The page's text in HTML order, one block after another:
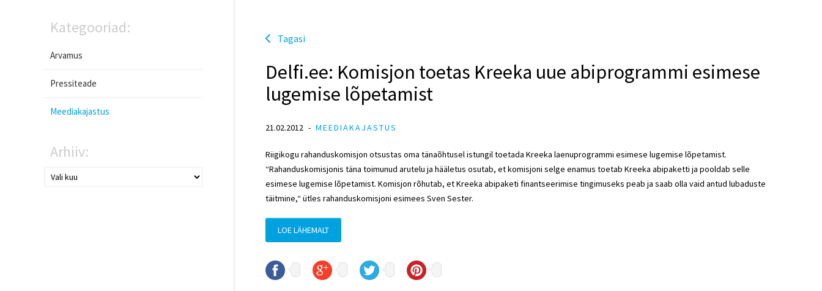
Kategooriad:
Arvamus
Pressiteade
Meediakajastus
Arhiiv:
Tagasi
Delfi.ee: Komisjon toetas Kreeka uue abiprogrammi esimese
lugemise lõpetamist
21.02.2012 MEEDIAKAJASTUS
Riigikogu rahanduskomisjon otsustas oma tänaõhtusel istungil toetada Kreeka laenuprogrammi esimese lugemise lõpetamist.
“Rahanduskomisjonis täna toimunud arutelu ja hääletus osutab, et komisjoni selge enamus toetab Kreeka abipaketti ja pooldab selle
esimese lugemise lõpetamist. Komisjon rõhutab, et Kreeka abipaketi finantseerimise tingimuseks peab ja saab olla vaid antud lubaduste
täitmine,“ ütles rahanduskomisjoni esimees Sven Sester.
LOE LÄHEMALT